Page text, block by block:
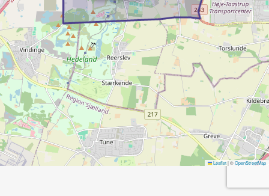
Leaflet|©OpenStreetMap